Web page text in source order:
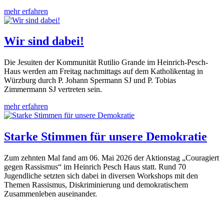
mehr erfahren
Wir sind dabei!
Die Jesuiten der Kommunität Rutilio Grande im Heinrich-Pesch-
Haus werden am Freitag nachmittags auf dem Katholikentag in
Würzburg durch P. Johann Spermann SJ und P. Tobias
Zimmermann SJ vertreten sein.
mehr erfahren
Starke Stimmen für unsere Demokratie
Zum zehnten Mal fand am 06. Mai 2026 der Aktionstag „Couragiert
gegen Rassismus“ im Heinrich Pesch Haus statt. Rund 70
Jugendliche setzten sich dabei in diversen Workshops mit den
Themen Rassismus, Diskriminierung und demokratischem
Zusammenleben auseinander.